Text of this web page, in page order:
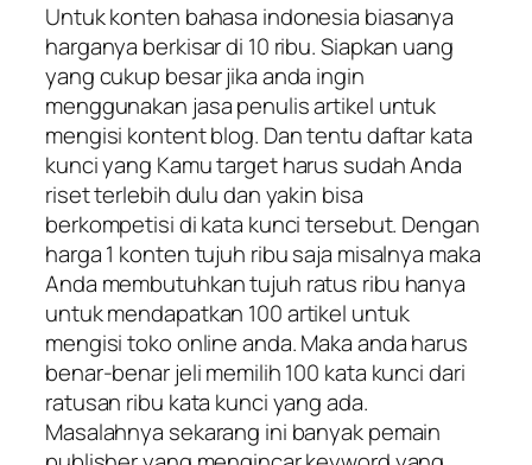
Untuk konten bahasa indonesia biasanya
harganya berkisar di 10 ribu. Siapkan uang
yang cukup besar jika anda ingin
menggunakan jasa penulis artikel untuk
mengisi kontent blog. Dan tentu daftar kata
kunci yang Kamu target harus sudah Anda
riset terlebih dulu dan yakin bisa
berkompetisi di kata kunci tersebut. Dengan
harga 1 konten tujuh ribu saja misalnya maka
Anda membutuhkan tujuh ratus ribu hanya
untuk mendapatkan 100 artikel untuk
mengisi toko online anda. Maka anda harus
benar-benar jeli memilih 100 kata kunci dari
ratusan ribu kata kunci yang ada.
Masalahnya sekarang ini banyak pemain